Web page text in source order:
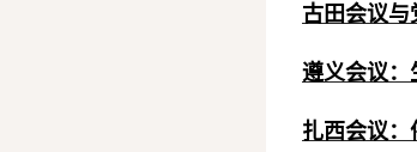
古田会议与
遵义会议：
扎西会议：